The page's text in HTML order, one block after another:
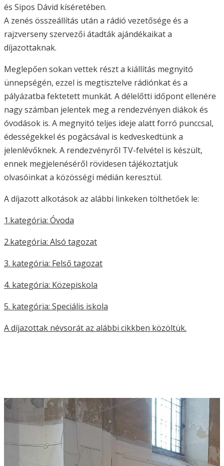
és Sipos Dávid kíséretében.
A zenés összeállítás után a rádió vezetősége és a
rajzverseny szervezői átadták ajándékaikat a
díjazottaknak.
Meglepően sokan vettek részt a kiállítás megnyitó
ünnepségén, ezzel is megtisztelve rádiónkat és a
pályázatba fektetett munkát. A délelőtti időpont ellenére
nagy számban jelentek meg a rendezvényen diákok és
óvodások is. A megnyitó teljes ideje alatt forró punccsal,
édességekkel és pogácsával is kedveskedtünk a
jelenlévőknek. A rendezvényről TV-felvétel is készült,
ennek megjelenéséről rövidesen tájékoztatjuk
olvasóinkat a közösségi médián keresztül.
A díjazott alkotások az alábbi linkeken tölthetőek le:
1.kategória: Óvoda
2.kategória: Alsó tagozat
3. kategória: Felső tagozat
4. kategória: Közepiskola
5. kategória: Speciális iskola
A díjazottak névsorát az alábbi cikkben közöltük.